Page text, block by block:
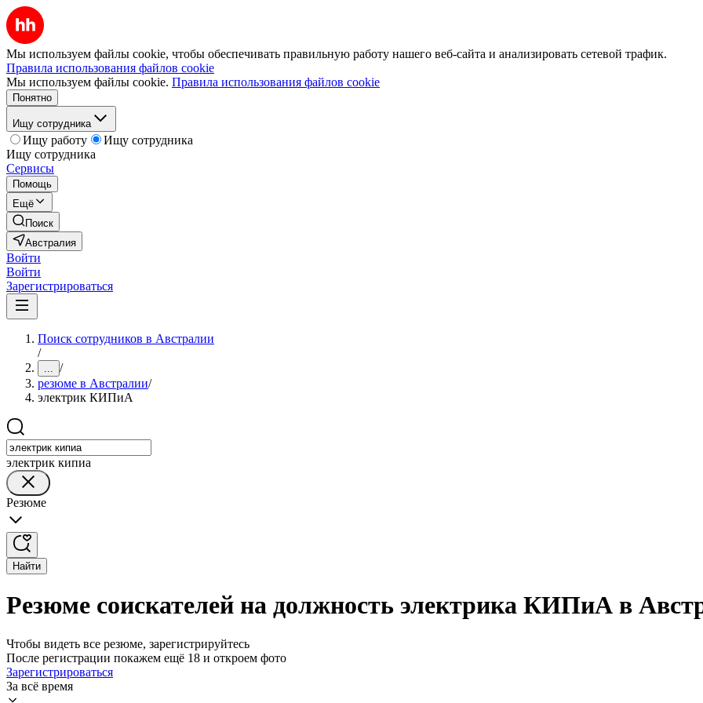
Мы используем файлы cookie, чтобы обеспечивать правильную работу нашего веб-сайта и анализировать сетевой трафик.
Правила использования файлов cookie
Мы используем файлы cookie. Правила использования файлов cookie
Понятно
Ищу сотрудника
Ищу работу
Ищу сотрудника
Ищу сотрудника
Сервисы
Помощь
Ещё
Поиск
Австралия
Войти
Войти
Зарегистрироваться
Поиск сотрудников в Австралии
/
... /
резюме в Австралии/
электрик КИПиА
электрик кипиа
Резюме
Найти
Резюме соискателей на должность электрика КИПиА в
Чтобы видеть все резюме, зарегистрируйтесь
После регистрации покажем ещё 18 и откроем фото
Зарегистрироваться
За всё время